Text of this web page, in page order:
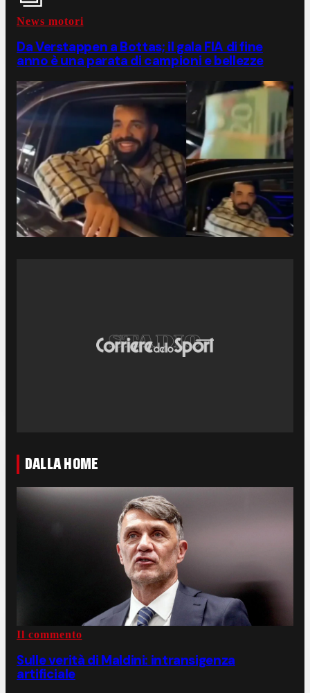
News motori
Da Verstappen a Bottas; il gala FIA di fine
anno è una parata di campioni e bellezze
DALLA HOME
Il commento
Sulle verità di Maldini: intransigenza
artificiale